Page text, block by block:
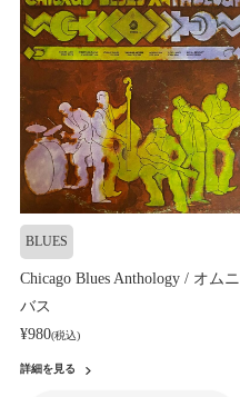
BLUES
Chicago Blues Anthology / オムニ
バス
¥980(税込)
詳細を見る